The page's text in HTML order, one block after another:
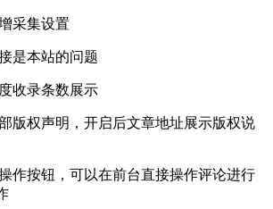
采集设置
本站的问题
录条数展示
权声明，开启后文章地址展示版权说
按钮，可以在前台直接操作评论进行